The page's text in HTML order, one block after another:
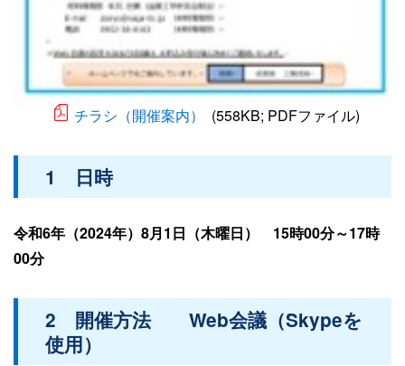
チラシ（開催案内） (558KB; PDFファイル)
1 日時
令和6年（2024年）8月1日（木曜日） 15時00分～17時
00分
2 開催方法 Web会議（Skypeを
使用）